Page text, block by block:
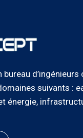
bureau
suivants :
énergie,